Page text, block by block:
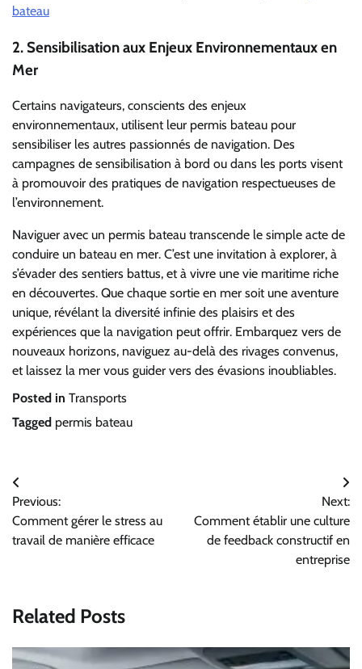
bateau
2. Sensibilisation aux Enjeux Environnementaux en
Mer
Certains navigateurs, conscients des enjeux
environnementaux, utilisent leur permis bateau pour
sensibiliser les autres passionnés de navigation. Des
campagnes de sensibilisation à bord ou dans les ports visent
à promouvoir des pratiques de navigation respectueuses de
l’environnement.
Naviguer avec un permis bateau transcende le simple acte de
conduire un bateau en mer. C’est une invitation à explorer, à
s’évader des sentiers battus, et à vivre une vie maritime riche
en découvertes. Que chaque sortie en mer soit une aventure
unique, révélant la diversité infinie des plaisirs et des
expériences que la navigation peut offrir. Embarquez vers de
nouveaux horizons, naviguez au-delà des rivages convenus,
et laissez la mer vous guider vers des évasions inoubliables.
Posted in Transports
Tagged permis bateau
Navigation
de
l’article
Previous:
Comment gérer le stress au
travail de manière efficace
Next:
Comment établir une culture
de feedback constructif en
entreprise
Related Posts